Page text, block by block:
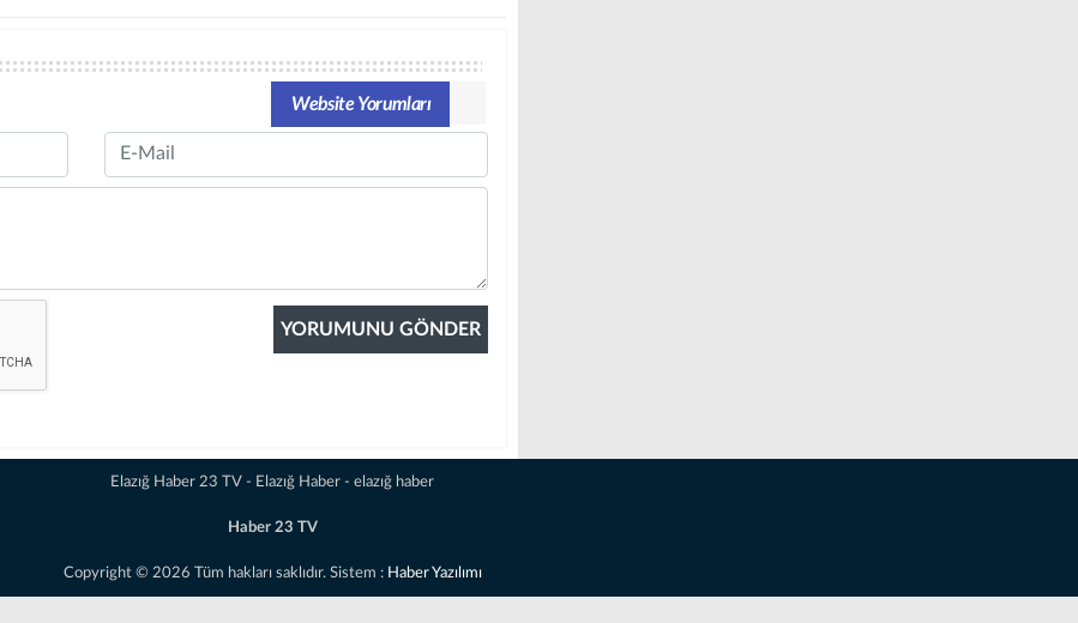
Website Yorumları
Email
Elazığ Haber 23 TV - Elazığ Haber - elazığ haber
Haber 23 TV
Copyright © 2026 Tüm hakları saklıdır. Sistem : Haber Yazılımı